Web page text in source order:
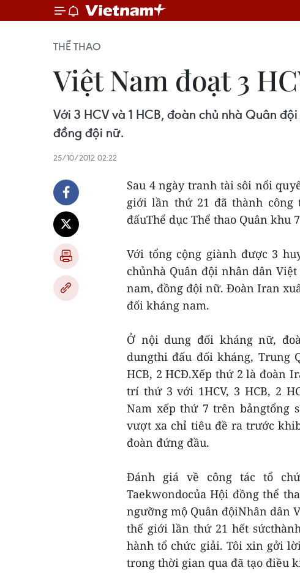
THỂ THAO
Việt Nam đoạt 3
Với 3 HCV và 1 HCB, đoàn chủ nhà Quân
đồng đội nữ.
25/10/2012 02:22
Sau 4 ngày tranh tài sôi nổi
giới lần thứ 21 đã thành
đấuThể dục Thể thao Quân khu
Với tổng cộng giành được 3
chủnhà Quân đội nhân dân
nam, đồng đội nữ. Đoàn Iran
đối kháng nam.
Ở nội dung đối kháng nữ,
dungthi đấu đối kháng, Trung
HCB, 2 HCĐ.Xếp thứ 2 là đoàn
trí thứ 3 với 1HCV, 3 HCB, 2
Nam xếp thứ 7 trên bảngtổng
vượt xa chỉ tiêu đề ra trước
đoàn đứng đầu.
Đánh giá về công tác tổ
Taekwondocủa Hội đồng thể
ngưỡng mộ Quân độiNhân dân
thế giới lần thứ 21 hết
hành tổ chức giải. Tôi xin gởi
trong thời gian qua đã tạo điều